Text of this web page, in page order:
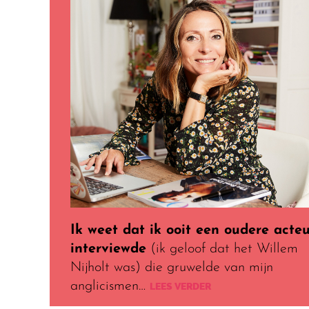
Ik weet dat ik ooit een oudere
interviewde (ik geloof dat het Willem
Nijholt was) die gruwelde van mijn
anglicismen… LEES VERDER